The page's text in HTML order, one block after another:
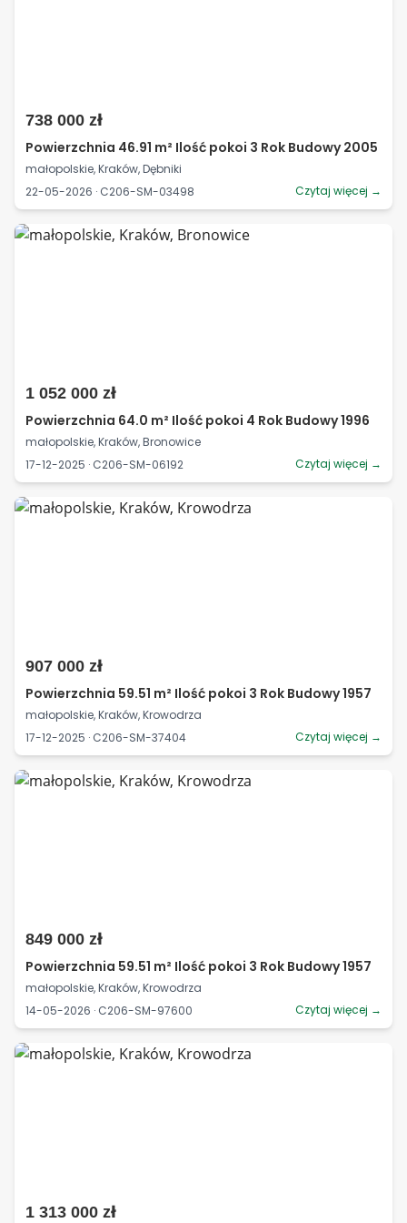
738 000 zł
Powierzchnia 46.91 m² Ilość pokoi 3 Rok Budowy 2005
małopolskie, Kraków, Dębniki
22-05-2026 · C206-SM-03498
Czytaj więcej →
1 052 000 zł
Powierzchnia 64.0 m² Ilość pokoi 4 Rok Budowy 1996
małopolskie, Kraków, Bronowice
17-12-2025 · C206-SM-06192
Czytaj więcej →
907 000 zł
Powierzchnia 59.51 m² Ilość pokoi 3 Rok Budowy 1957
małopolskie, Kraków, Krowodrza
17-12-2025 · C206-SM-37404
Czytaj więcej →
849 000 zł
Powierzchnia 59.51 m² Ilość pokoi 3 Rok Budowy 1957
małopolskie, Kraków, Krowodrza
14-05-2026 · C206-SM-97600
Czytaj więcej →
1 313 000 zł